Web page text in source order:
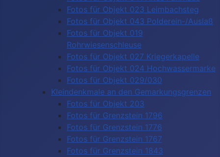
Fotos für Objekt 023 Leimbachsteg
Fotos für Objekt 043 Polderein-/Auslaß
Fotos für Objekt 019
Rohrwiesenschleuse
Fotos für Objekt 027 Kriegerkapelle
Fotos für Objekt 024 Hochwassermarke
Fotos für Objekt 029/030
Kleindenkmale an den Gemarkungsgrenzen
Fotos für Objekt 203
Fotos für Grenzstein 1796
Fotos für Grenzstein 1776
Fotos für Grenzstein 1767
Fotos für Grenzstein 1843